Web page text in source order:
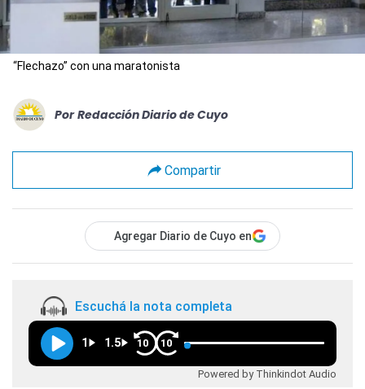
“Flechazo” con una maratonista
Por Redacción Diario de Cuyo
Compartir
Agregar Diario de Cuyo en
Escuchá la nota completa
1 1.5 10 10
Powered by Thinkindot Audio